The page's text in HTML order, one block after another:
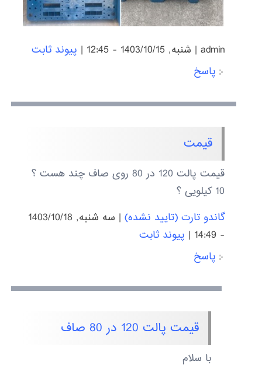
admin
| شنبه, 1403/10/15 - 12:45 | پیوند ثابت
پاسخ
قیمت
قیمت پالت 120 در 80 روی صاف چند هست ؟
10 کیلویی ؟
گاندو تارت (تایید نشده)|
سه شنبه, 1403/10/18
- 14:49
| پیوند ثابت
پاسخ
قیمت پالت 120 در 80 صاف
با سلام